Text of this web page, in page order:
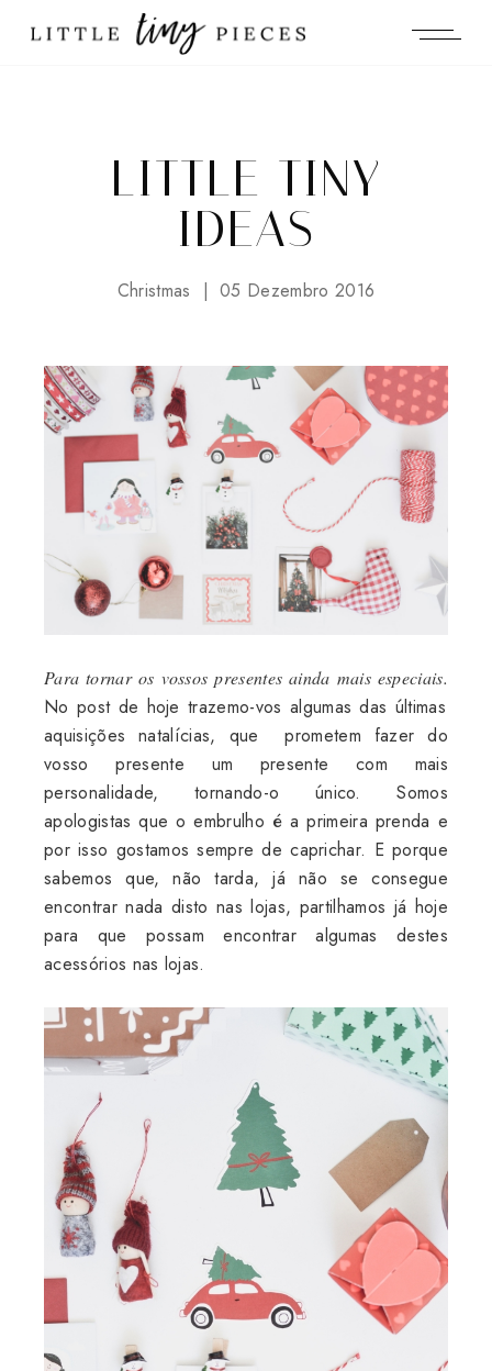
LITTLE TINY
IDEAS
Christmas 05 Dezembro 2016
Para tornar os vossos presentes ainda mais especiais.
No post de hoje trazemo-vos algumas das últimas
aquisições natalícias, que prometem fazer do
vosso presente um presente com mais
personalidade, tornando-o único. Somos
apologistas que o embrulho é a primeira prenda e
por isso gostamos sempre de caprichar. E porque
sabemos que, não tarda, já não se consegue
encontrar nada disto nas lojas, partilhamos já hoje
para que possam encontrar algumas destes
acessórios nas lojas.